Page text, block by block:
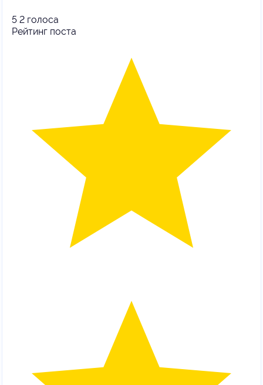
5 2 голоса
Рейтинг поста